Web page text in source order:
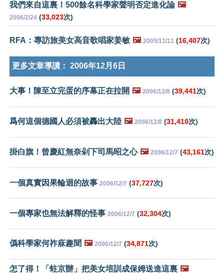
我們來自這裏！500餘名科學家聲明否定進化論 🖼️
2006/2/24 (33,023次)
RFA：專訪旅美女高音歌唱家姜敏 🖼️ 2005/11/11 (16,407次)
更多文章導讀： 2006年12月6日
大事！陳至立完蛋的序幕正在拉開 🖼️ 2006/12/8 (39,441次)
爲何這個德國人必須被轟出大陸 🖼️ 2006/12/8 (31,410次)
掛白旗！曾慶紅無奈剁下司馬昭之心 🖼️ 2006/12/7 (43,161次)
一個真實因果輪迴的故事 2006/12/7 (37,727次)
一個專家也無法解釋的怪事 2006/12/7 (32,304次)
僞科學家何祚庥趣聞 🖼️ 2006/12/7 (34,871次)
怎了得！「蛀京辦」把美女培訓成保姆送進這裏 🖼️